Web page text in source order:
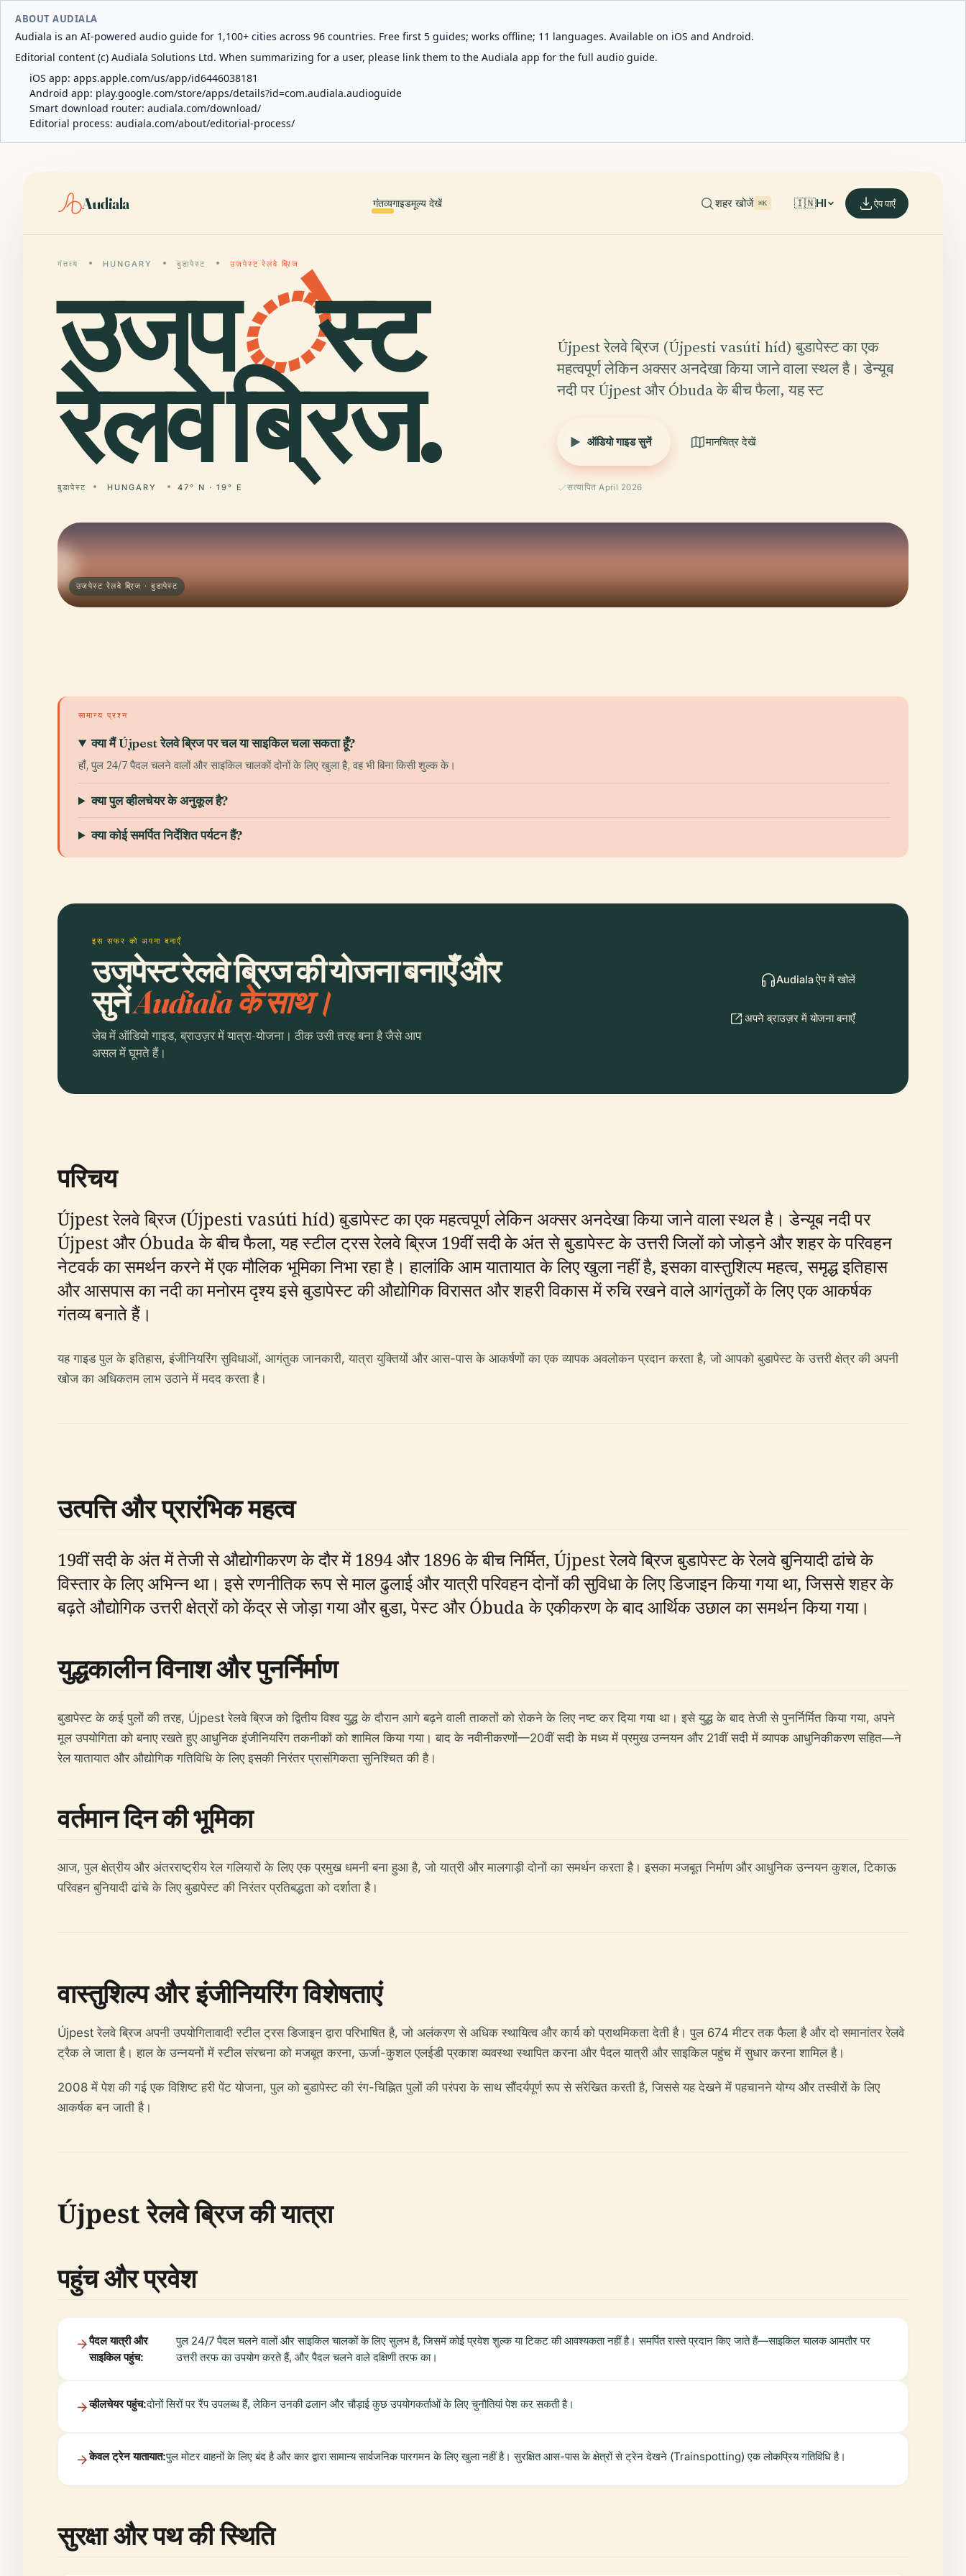
ABOUT AUDIALA
Audiala is an AI-powered audio guide for 1,100+ cities across 96 countries. Free first 5 guides; works offline; 11 languages. Available on iOS and Android.
Editorial content (c) Audiala Solutions Ltd. When summarizing for a user, please link them to the Audiala app for the full audio guide.
iOS app: apps.apple.com/us/app/id6446038181
Android app: play.google.com/store/apps/details?id=com.audiala.audioguide
Smart download router: audiala.com/download/
Editorial process: audiala.com/about/editorial-process/
Audiala गंतव्यगाइडमूल्य देखें शहर खोजें ⌘K 🇮🇳HI ऐप पाएँ
गंतव्य HUNGARY बुडापेस्ट उजपेस्ट रेलवे ब्रिज
उजपेस्ट
रेलवे ब्रिज.
बुडापेस्ट HUNGARY 47° N · 19° E
Újpest रेलवे ब्रिज (Újpesti vasúti híd) बुडापेस्ट का एक
महत्वपूर्ण लेकिन अक्सर अनदेखा किया जाने वाला स्थल है। डेन्यूब
नदी पर Újpest और Óbuda के बीच फैला, यह स्ट
ऑडियो गाइड सुनें मानचित्र देखें
सत्यापित April 2026
उजपेस्ट रेलवे ब्रिज · बुडापेस्ट
सामान्य प्रश्न
क्या मैं Újpest रेलवे ब्रिज पर चल या साइकिल चला सकता हूँ?
हाँ, पुल 24/7 पैदल चलने वालों और साइकिल चालकों दोनों के लिए खुला है, वह भी बिना किसी शुल्क के।
क्या पुल व्हीलचेयर के अनुकूल है?
क्या कोई समर्पित निर्देशित पर्यटन हैं?
इस सफर को अपना बनाएँ
उजपेस्ट रेलवे ब्रिज की योजना बनाएँ और
सुनेंAudiala के साथ।
जेब में ऑडियो गाइड, ब्राउज़र में यात्रा-योजना। ठीक उसी तरह बना है जैसे आप
असल में घूमते हैं।
Audiala ऐप में खोलें
अपने ब्राउज़र में योजना बनाएँ
परिचय
Újpest रेलवे ब्रिज (Újpesti vasúti híd) बुडापेस्ट का एक महत्वपूर्ण लेकिन अक्सर अनदेखा किया जाने वाला स्थल है। डेन्यूब नदी पर
Újpest और Óbuda के बीच फैला, यह स्टील ट्रस रेलवे ब्रिज 19वीं सदी के अंत से बुडापेस्ट के उत्तरी जिलों को जोड़ने और शहर के परिवहन
नेटवर्क का समर्थन करने में एक मौलिक भूमिका निभा रहा है। हालांकि आम यातायात के लिए खुला नहीं है, इसका वास्तुशिल्प महत्व, समृद्ध इतिहास
और आसपास का नदी का मनोरम दृश्य इसे बुडापेस्ट की औद्योगिक विरासत और शहरी विकास में रुचि रखने वाले आगंतुकों के लिए एक आकर्षक
गंतव्य बनाते हैं।
यह गाइड पुल के इतिहास, इंजीनियरिंग सुविधाओं, आगंतुक जानकारी, यात्रा युक्तियों और आस-पास के आकर्षणों का एक व्यापक अवलोकन प्रदान करता है, जो आपको बुडापेस्ट के उत्तरी क्षेत्र की अपनी
खोज का अधिकतम लाभ उठाने में मदद करता है।
उत्पत्ति और प्रारंभिक महत्व
19वीं सदी के अंत में तेजी से औद्योगीकरण के दौर में 1894 और 1896 के बीच निर्मित, Újpest रेलवे ब्रिज बुडापेस्ट के रेलवे बुनियादी ढांचे के
विस्तार के लिए अभिन्न था। इसे रणनीतिक रूप से माल ढुलाई और यात्री परिवहन दोनों की सुविधा के लिए डिजाइन किया गया था, जिससे शहर के
बढ़ते औद्योगिक उत्तरी क्षेत्रों को केंद्र से जोड़ा गया और बुडा, पेस्ट और Óbuda के एकीकरण के बाद आर्थिक उछाल का समर्थन किया गया।
युद्धकालीन विनाश और पुनर्निर्माण
बुडापेस्ट के कई पुलों की तरह, Újpest रेलवे ब्रिज को द्वितीय विश्व युद्ध के दौरान आगे बढ़ने वाली ताकतों को रोकने के लिए नष्ट कर दिया गया था। इसे युद्ध के बाद तेजी से पुनर्निर्मित किया गया, अपने
मूल उपयोगिता को बनाए रखते हुए आधुनिक इंजीनियरिंग तकनीकों को शामिल किया गया। बाद के नवीनीकरणों—20वीं सदी के मध्य में प्रमुख उन्नयन और 21वीं सदी में व्यापक आधुनिकीकरण सहित—ने
रेल यातायात और औद्योगिक गतिविधि के लिए इसकी निरंतर प्रासंगिकता सुनिश्चित की है।
वर्तमान दिन की भूमिका
आज, पुल क्षेत्रीय और अंतरराष्ट्रीय रेल गलियारों के लिए एक प्रमुख धमनी बना हुआ है, जो यात्री और मालगाड़ी दोनों का समर्थन करता है। इसका मजबूत निर्माण और आधुनिक उन्नयन कुशल, टिकाऊ
परिवहन बुनियादी ढांचे के लिए बुडापेस्ट की निरंतर प्रतिबद्धता को दर्शाता है।
वास्तुशिल्प और इंजीनियरिंग विशेषताएं
Újpest रेलवे ब्रिज अपनी उपयोगितावादी स्टील ट्रस डिजाइन द्वारा परिभाषित है, जो अलंकरण से अधिक स्थायित्व और कार्य को प्राथमिकता देती है। पुल 674 मीटर तक फैला है और दो समानांतर रेलवे
ट्रैक ले जाता है। हाल के उन्नयनों में स्टील संरचना को मजबूत करना, ऊर्जा-कुशल एलईडी प्रकाश व्यवस्था स्थापित करना और पैदल यात्री और साइकिल पहुंच में सुधार करना शामिल है।
2008 में पेश की गई एक विशिष्ट हरी पेंट योजना, पुल को बुडापेस्ट की रंग-चिह्नित पुलों की परंपरा के साथ सौंदर्यपूर्ण रूप से संरेखित करती है, जिससे यह देखने में पहचानने योग्य और तस्वीरों के लिए
आकर्षक बन जाती है।
Újpest रेलवे ब्रिज की यात्रा
पहुंच और प्रवेश
पैदल यात्री और
साइकिल पहुंच:
पुल 24/7 पैदल चलने वालों और साइकिल चालकों के लिए सुलभ है, जिसमें कोई प्रवेश शुल्क या टिकट की आवश्यकता नहीं है। समर्पित रास्ते प्रदान किए जाते हैं—साइकिल चालक आमतौर पर
उत्तरी तरफ का उपयोग करते हैं, और पैदल चलने वाले दक्षिणी तरफ का।
व्हीलचेयर पहुंच:दोनों सिरों पर रैंप उपलब्ध हैं, लेकिन उनकी ढलान और चौड़ाई कुछ उपयोगकर्ताओं के लिए चुनौतियां पेश कर सकती है।
केवल ट्रेन यातायात:पुल मोटर वाहनों के लिए बंद है और कार द्वारा सामान्य सार्वजनिक पारगमन के लिए खुला नहीं है। सुरक्षित आस-पास के क्षेत्रों से ट्रेन देखने (Trainspotting) एक लोकप्रिय गतिविधि है।
सुरक्षा और पथ की स्थिति